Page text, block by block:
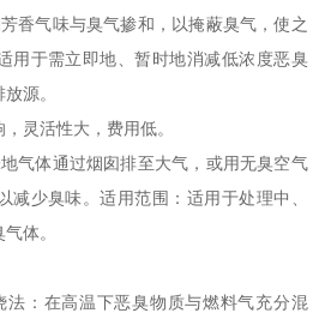
香气味与臭气掺和，以掩蔽臭气，使之
用于需立即地、暂时地消减低浓度恶臭
源。
灵活性大，费用低。
气体通过烟囱排至大气，或用无臭空气
减少臭味。适用范围：适用于处理中、
体。
法：在高温下恶臭物质与燃料气充分混